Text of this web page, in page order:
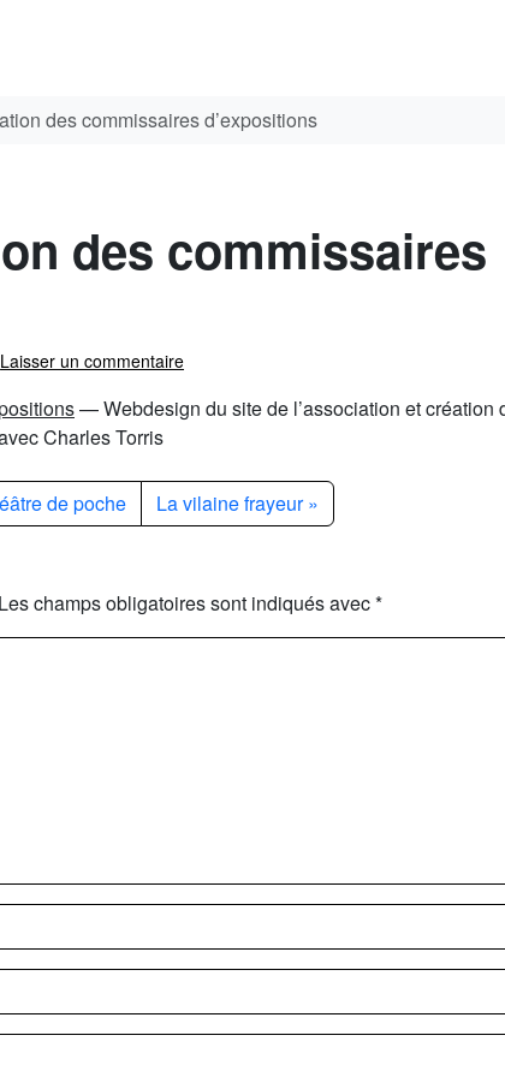
des commissaires d’expositions
des commissaires
Laisser un commentaire
— Webdesign du site de l’association et création
Charles Torris
de poche La vilaine frayeur
Les champs obligatoires sont indiqués avec*